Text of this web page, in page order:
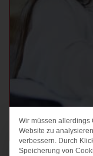
Wir müssen allerdings
Website zu
verbessern. Durch
Speicherung von